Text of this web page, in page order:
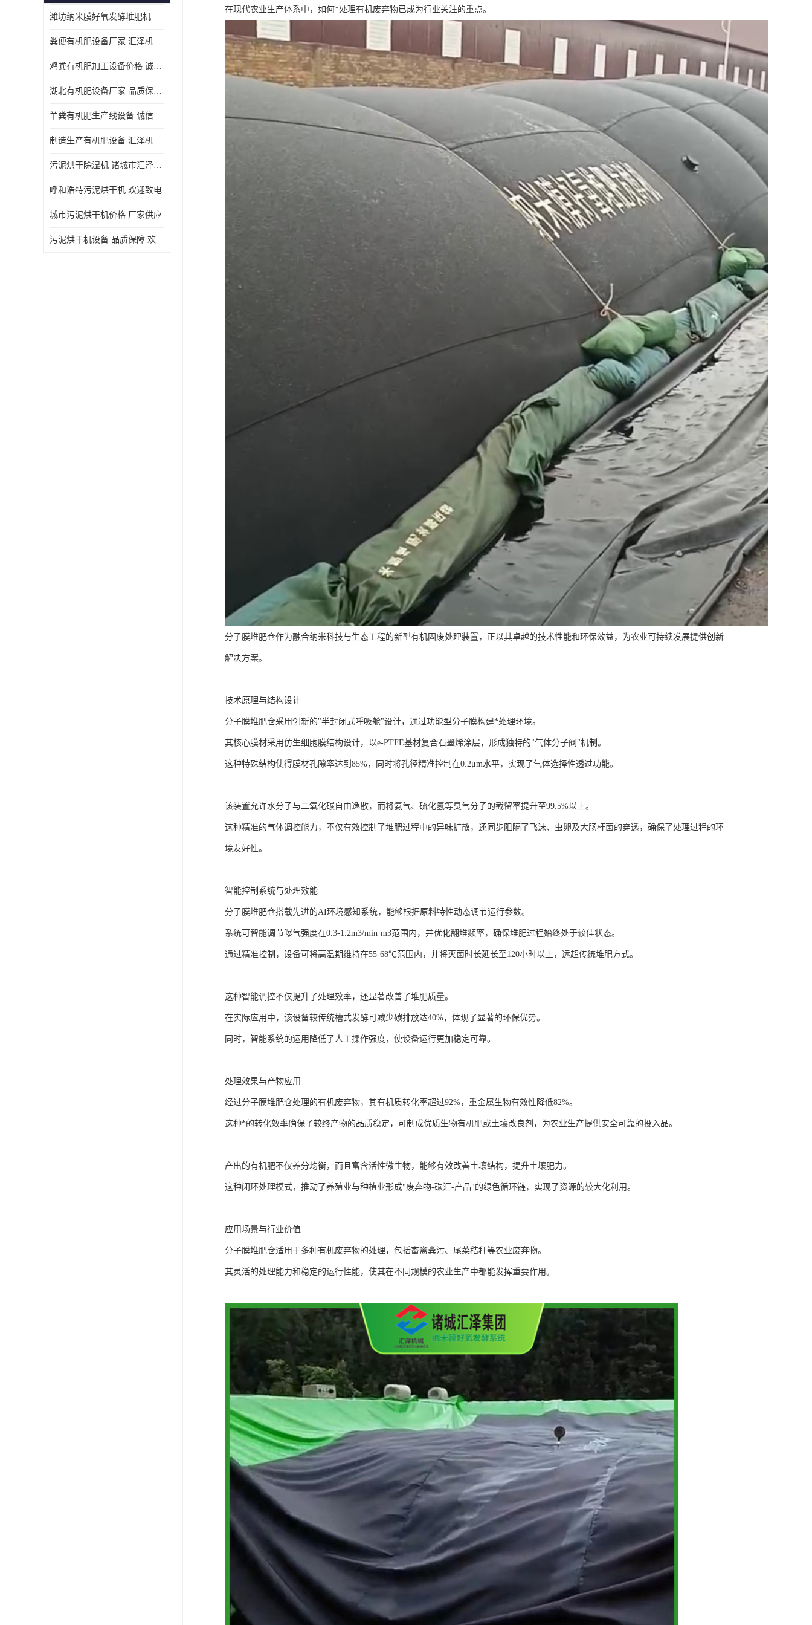
潍坊纳米膜好氧发酵堆肥机定制
粪便有机肥设备厂家 汇泽机械 免费报价
鸡粪有机肥加工设备价格 诚信卖家 致电了解
湖北有机肥设备厂家 品质保障 欢迎咨询
羊粪有机肥生产线设备 诚信卖家 致电了解
制造生产有机肥设备 汇泽机械 免费报价
污泥烘干除湿机 诸城市汇泽机械有限公司
呼和浩特污泥烘干机 欢迎致电
城市污泥烘干机价格 厂家供应
污泥烘干机设备 品质保障 欢迎咨询
在现代农业生产体系中，如何*处理有机废弃物已成为行业关注的重点。
分子膜堆肥仓作为融合纳米科技与生态工程的新型有机固废处理装置，正以其卓越的技术性能和环保效益，为农业可持续发展提供创新
解决方案。
技术原理与结构设计
分子膜堆肥仓采用创新的"半封闭式呼吸舱"设计，通过功能型分子膜构建*处理环境。
其核心膜材采用仿生细胞膜结构设计，以e-PTFE基材复合石墨烯涂层，形成独特的"气体分子阀"机制。
这种特殊结构使得膜材孔隙率达到85%，同时将孔径精准控制在0.2μm水平，实现了气体选择性透过功能。
该装置允许水分子与二氧化碳自由逸散，而将氨气、硫化氢等臭气分子的截留率提升至99.5%以上。
这种精准的气体调控能力，不仅有效控制了堆肥过程中的异味扩散，还同步阻隔了飞沫、虫卵及大肠杆菌的穿透，确保了处理过程的环
境友好性。
智能控制系统与处理效能
分子膜堆肥仓搭载先进的AI环境感知系统，能够根据原料特性动态调节运行参数。
系统可智能调节曝气强度在0.3-1.2m3/min·m3范围内，并优化翻堆频率，确保堆肥过程始终处于较佳状态。
通过精准控制，设备可将高温期维持在55-68℃范围内，并将灭菌时长延长至120小时以上，远超传统堆肥方式。
这种智能调控不仅提升了处理效率，还显著改善了堆肥质量。
在实际应用中，该设备较传统槽式发酵可减少碳排放达40%，体现了显著的环保优势。
同时，智能系统的运用降低了人工操作强度，使设备运行更加稳定可靠。
处理效果与产物应用
经过分子膜堆肥仓处理的有机废弃物，其有机质转化率超过92%，重金属生物有效性降低82%。
这种*的转化效率确保了较终产物的品质稳定，可制成优质生物有机肥或土壤改良剂，为农业生产提供安全可靠的投入品。
产出的有机肥不仅养分均衡，而且富含活性微生物，能够有效改善土壤结构，提升土壤肥力。
这种闭环处理模式，推动了养殖业与种植业形成"废弃物-碳汇-产品"的绿色循环链，实现了资源的较大化利用。
应用场景与行业价值
分子膜堆肥仓适用于多种有机废弃物的处理，包括畜禽粪污、尾菜秸秆等农业废弃物。
其灵活的处理能力和稳定的运行性能，使其在不同规模的农业生产中都能发挥重要作用。